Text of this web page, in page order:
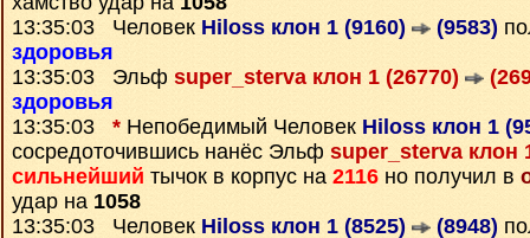
13:35:03 Человек Hiloss клон 1 (9160) (9583)
здоровья
13:35:03 Эльф super_sterva клон 1 (26770)
здоровья
13:35:03 * Непобедимый Человек Hiloss клон 1
сосредоточившись нанёс Эльф super_sterva клон
сильнейший тычок в корпус на 2116 но получил в
удар на 1058
13:35:03 Человек Hiloss клон 1 (8525) (8948)